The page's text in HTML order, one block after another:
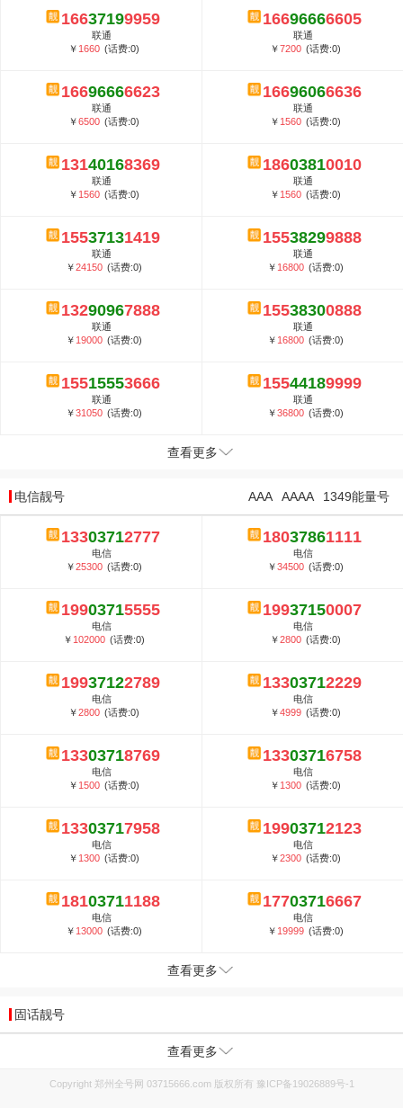
16637199959
联通
￥ 1660 (话费:0)
16696666605
联通
￥7200 (话费:0)
16696666623
联通
￥6500 (话费:0)
16696066636
联通
￥ 1560 (话费:0)
13140168369
联通
￥ 1560 (话费:0)
18603810010
联通
￥ 1560 (话费:0)
15537131419
联通
￥24150 (话费:0)
15538299888
联通
￥ 16800 (话费:0)
13290967888
联通
￥ 19000 (话费:0)
15538300888
联通
￥ 16800 (话费:0)
15515553666
联通
￥31050 (话费:0)
15544189999
联通
￥36800 (话费:0)
查看更多
电信靓号 1349能量号
AAAA
AAA
13303712777
电信
￥25300 (话费:0)
18037861111
电信
￥34500 (话费:0)
19903715555
电信
￥ 102000 (话费:0)
19937150007
电信
￥2800 (话费:0)
19937122789
电信
￥2800 (话费:0)
13303712229
电信
￥4999 (话费:0)
13303718769
电信
￥ 1500 (话费:0)
13303716758
电信
￥ 1300 (话费:0)
13303717958
电信
￥ 1300 (话费:0)
19903712123
电信
￥2300 (话费:0)
18103711188
电信
￥ 13000 (话费:0)
17703716667
电信
￥ 19999 (话费:0)
查看更多
固话靓号
查看更多
Copyright 郑州全号网 03715666.com 版权所有 豫ICP备19026889号-1